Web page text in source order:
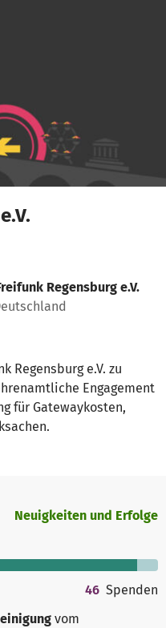
Regensburg e.V.
Regensburg e.V. zu
Engagement
für Gatewaykosten,
Neuigkeiten und Erfolge
46 Spenden
vom